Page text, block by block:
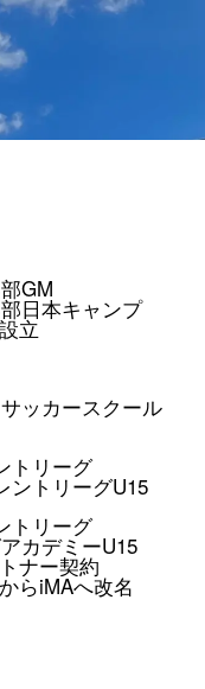
GM
日本キャンプ
立
ッカースクール
トリーグ
ントリーグU15
トリーグ
カデミーU15
ナー契約
らiMAへ改名